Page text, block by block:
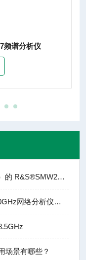
南罗德与施瓦茨
罗德与施瓦茨（Rohde & Schwarz）的 R&S®SMW200A
现货罗德与施瓦茨ZNB409kHz到40GHz网络分析仪租赁
场景有哪些？